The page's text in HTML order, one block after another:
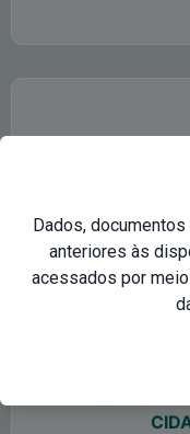
SIC -
Dados,
anteriores às
acessados por